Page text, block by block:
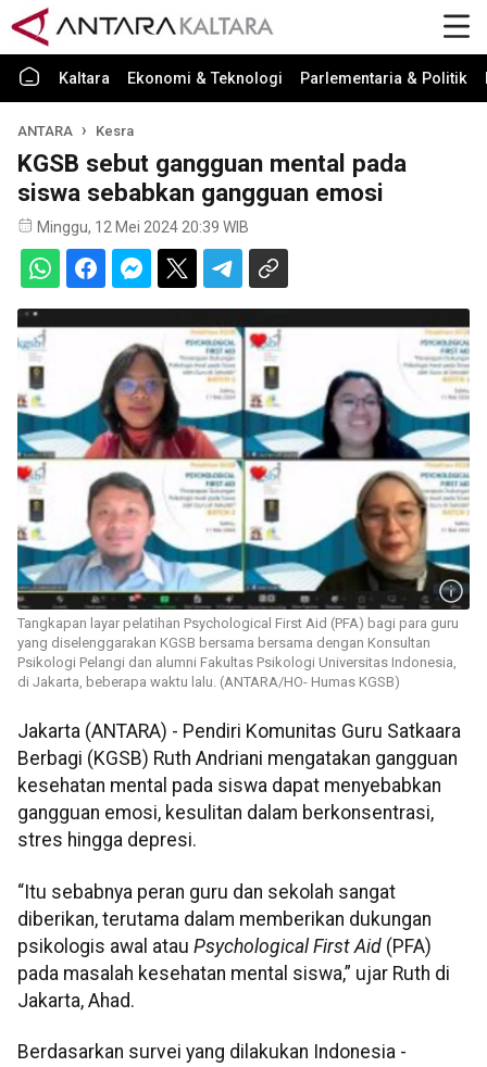
Kaltara Ekonomi & Teknologi Parlementaria & Politik
ANTARA Kesra
KGSB sebut gangguan mental pada
siswa sebabkan gangguan emosi
Minggu, 12 Mei 2024 20:39 WIB
Tangkapan layar pelatihan Psychological First Aid (PFA) bagi para guru
yang diselenggarakan KGSB bersama bersama dengan Konsultan
Psikologi Pelangi dan alumni Fakultas Psikologi Universitas Indonesia,
di Jakarta, beberapa waktu lalu. (ANTARA/HO- Humas KGSB)
Jakarta (ANTARA) - Pendiri Komunitas Guru Satkaara
Berbagi (KGSB) Ruth Andriani mengatakan gangguan
kesehatan mental pada siswa dapat menyebabkan
gangguan emosi, kesulitan dalam berkonsentrasi,
stres hingga depresi.
“Itu sebabnya peran guru dan sekolah sangat
diberikan, terutama dalam memberikan dukungan
psikologis awal atau Psychological First Aid (PFA)
pada masalah kesehatan mental siswa,” ujar Ruth di
Jakarta, Ahad.
Berdasarkan survei yang dilakukan Indonesia -